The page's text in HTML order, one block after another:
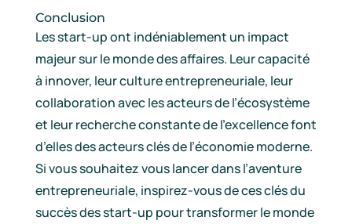
Conclusion
Les start-up ont indéniablement un impact
majeur sur le monde des affaires. Leur capacité
à innover, leur culture entrepreneuriale, leur
collaboration avec les acteurs de l’écosystème
et leur recherche constante de l’excellence font
d’elles des acteurs clés de l’économie moderne.
Si vous souhaitez vous lancer dans l’aventure
entrepreneuriale, inspirez-vous de ces clés du
succès des start-up pour transformer le monde